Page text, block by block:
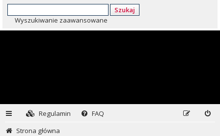
Szukaj
Wyszukiwanie zaawansowane
Regulamin
FAQ
Strona główna